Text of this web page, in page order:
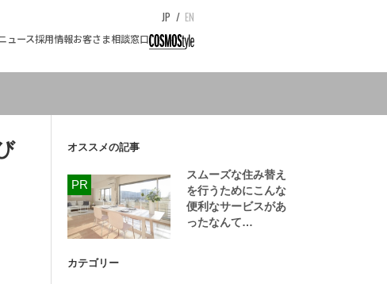
ュース採用情報お客さま相談窓口
JP / EN
オススメの記事
スムーズな住み替え
を行うためにこんな
便利なサービスがあ
ったなんて…
カテゴリー